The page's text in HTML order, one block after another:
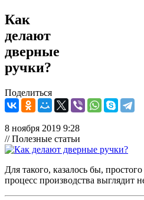
Как
делают
дверные
ручки?
Поделиться
8 ноября 2019 9:28
// Полезные статьи
Для такого, казалось бы,
процесс производства выглядит